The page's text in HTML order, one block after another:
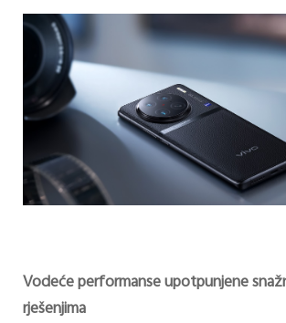
Vodeće performanse upotpunjene
rješenjima